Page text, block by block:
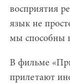
восприятия
язык не
мы способны
В фильме
прилетают